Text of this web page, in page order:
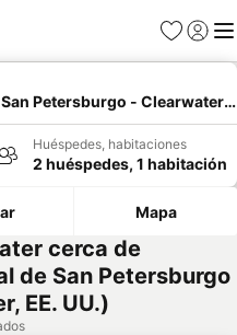
Favoritos
Iniciar
Petersburgo - Clearwater,
Huéspedes, habitaciones
2 huéspedes, 1 habitación
Mapa
cerca de
de San Petersburgo
EE. UU.)